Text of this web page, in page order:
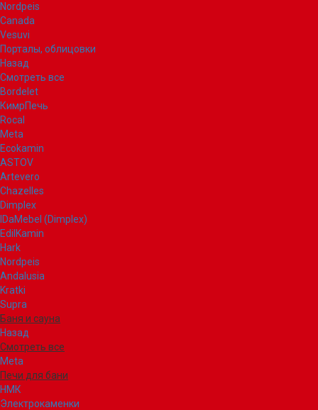
Nordpeis
Canada
Vesuvi
Порталы, облицовки
Назад
Смотреть все
Bordelet
КимрПечь
Rocal
Meta
Ecokamin
ASTOV
Artevero
Chazelles
Dimplex
IDaMebel (Dimplex)
EdilKamin
Hark
Nordpeis
Andalusia
Kratki
Supra
Баня и сауна
Назад
Смотреть все
Meta
Печи для бани
НМК
Электрокаменки